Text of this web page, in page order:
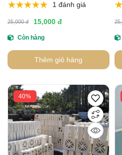
1 đánh giá
25,000 đ 15,000 đ
Còn hàng
Thêm giỏ hàng
40%